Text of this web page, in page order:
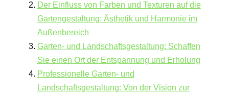
Der Einfluss von Farben und Texturen auf die
Gartengestaltung: Ästhetik und Harmonie im
Außenbereich
Garten- und Landschaftsgestaltung: Schaffen
Sie einen Ort der Entspannung und Erholung
Professionelle Garten- und
Landschaftsgestaltung: Von der Vision zur